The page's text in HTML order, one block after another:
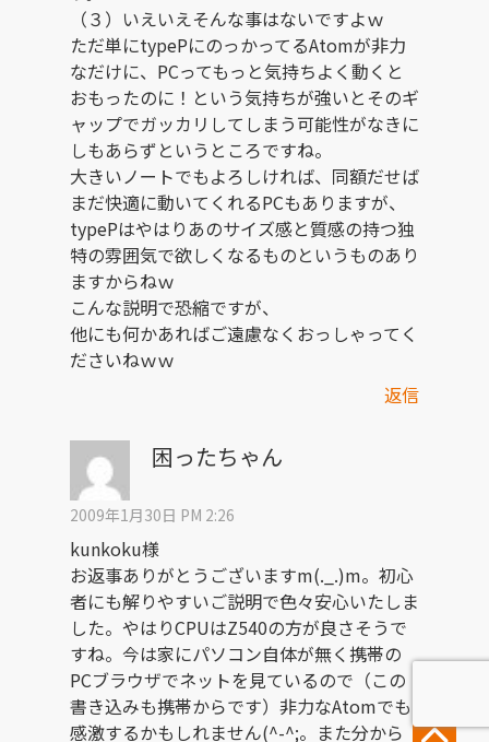
（３）いえいえそんな事はないですよｗ
ただ単にtypePにのっかってるAtomが非力
なだけに、PCってもっと気持ちよく動くと
おもったのに！という気持ちが強いとそのギ
ャップでガッカリしてしまう可能性がなきに
しもあらずというところですね。
大きいノートでもよろしければ、同額だせば
まだ快適に動いてくれるPCもありますが、
typePはやはりあのサイズ感と質感の持つ独
特の雰囲気で欲しくなるものというものあり
ますからねｗ
こんな説明で恐縮ですが、
他にも何かあればご遠慮なくおっしゃってく
ださいねｗｗ
返信
困ったちゃん
2009年1月30日 PM 2:26
kunkoku様
お返事ありがとうございますm(._.)m。初心
者にも解りやすいご説明で色々安心いたしま
した。やはりCPUはZ540の方が良さそうで
すね。今は家にパソコン自体が無く携帯の
PCブラウザでネットを見ているので（この
書き込みも携帯からです）非力なAtomでも
感激するかもしれません(^-^;。また分から